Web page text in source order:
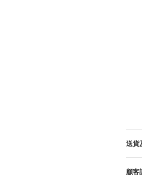
送貨
顧客